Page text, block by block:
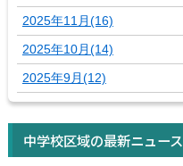
2025年11月(16)
2025年10月(14)
2025年9月(12)
中学校区域の最新ニュース